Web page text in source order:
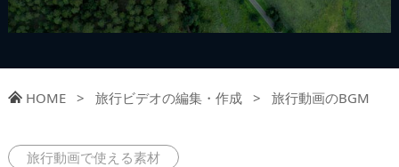
HOME > 旅行ビデオの編集・作成 > 旅行動画のBGM
旅行動画で使える素材